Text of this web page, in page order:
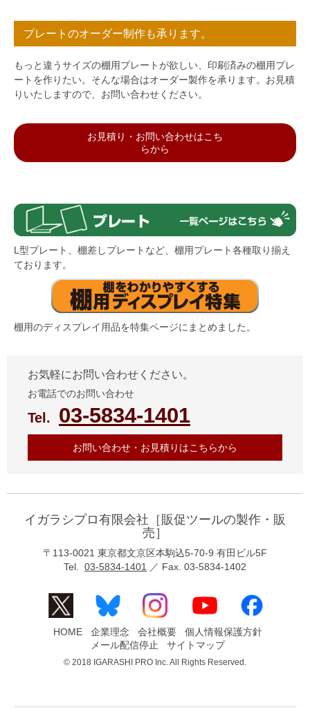
プレートのオーダー制作も承ります。
もっと違うサイズの棚用プレートが欲しい、印刷済みの棚用プレ
ートを作りたい。そんな場合はオーダー製作を承ります。お見積
りいたしますので、お問い合わせください。
お見積り・お問い合わせはこち
らから
L型プレート、棚差しプレートなど、棚用プレート各種取り揃え
ております。
棚用のディスプレイ用品を特集ページにまとめました。
お気軽にお問い合わせください。
お電話でのお問い合わせ
Tel. 03-5834-1401
お問い合わせ・お見積りはこちらから
イガラシプロ有限会社［販促ツールの製作・販
売］
〒113-0021 東京都文京区本駒込5-70-9 有田ビル5F
Tel. 03-5834-1401 ／ Fax. 03-5834-1402
HOME 企業理念 会社概要
個人情報保護方針
メール配信停止
サイトマップ
© 2018 IGARASHI PRO Inc. All Rights Reserved.